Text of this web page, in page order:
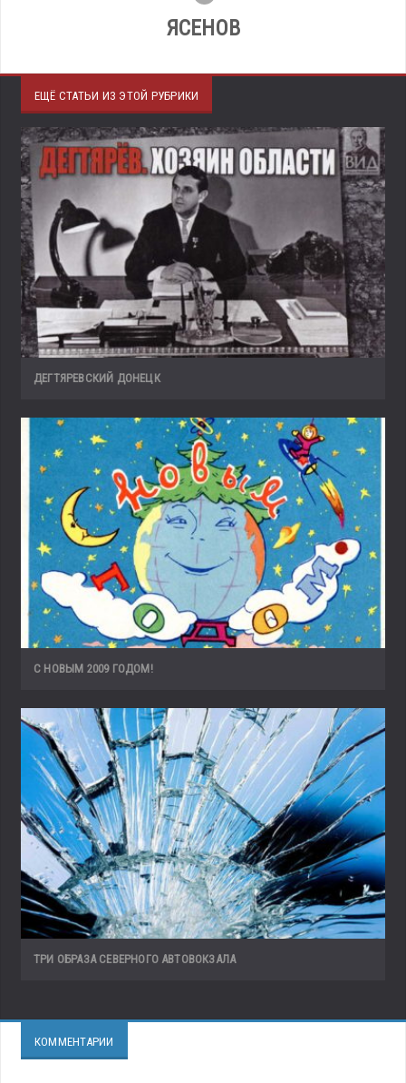
ЯСЕНОВ
ЕЩЁ СТАТЬИ ИЗ ЭТОЙ РУБРИКИ
ДЕГТЯРЕВСКИЙ ДОНЕЦК
С НОВЫМ 2009 ГОДОМ!
ТРИ ОБРАЗА СЕВЕРНОГО АВТОВОКЗАЛА
КОММЕНТАРИИ